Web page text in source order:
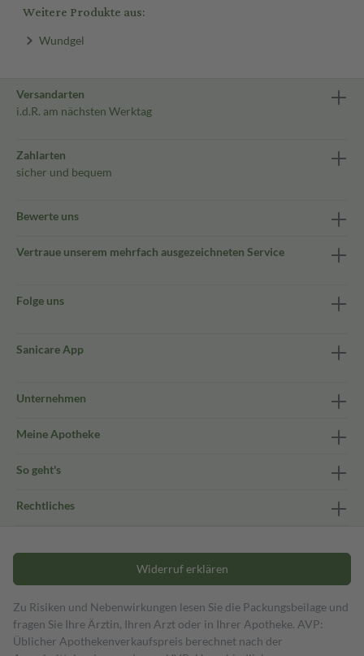
Weitere Produkte aus:
Wundgel
Versandarten
i.d.R. am nächsten Werktag
Zahlarten
sicher und bequem
Bewerte uns
Vertraue unserem mehrfach ausgezeichneten Service
Folge uns
Sanicare App
Unternehmen
Meine Apotheke
So geht's
Rechtliches
Widerruf erklären
Zu Risiken und Nebenwirkungen lesen Sie die Packungsbeilage und
fragen Sie Ihre Ärztin, Ihren Arzt oder in Ihrer Apotheke. AVP:
Üblicher Apothekenverkaufspreis berechnet nach der